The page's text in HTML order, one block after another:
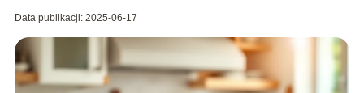
Data publikacji: 2025-06-17